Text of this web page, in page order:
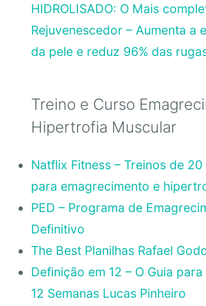
HIDROLISADO: O Mais
Rejuvenescedor – Aumenta a
da pele e reduz 96% das
Treino e Curso
Hipertrofia Muscular
Natflix Fitness – Treinos de
para emagrecimento e
PED – Programa de
Definitivo
The Best Planilhas Rafael
Definição em 12 – O Guia
12 Semanas Lucas Pinheiro